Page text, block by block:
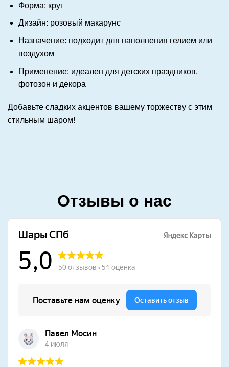
Форма: круг
Дизайн: розовый макарунс
Назначение: подходит для наполнения гелием или
воздухом
Применение: идеален для детских праздников,
фотозон и декора
Добавьте сладких акцентов вашему торжеству с этим
стильным шаром!
Отзывы о нас